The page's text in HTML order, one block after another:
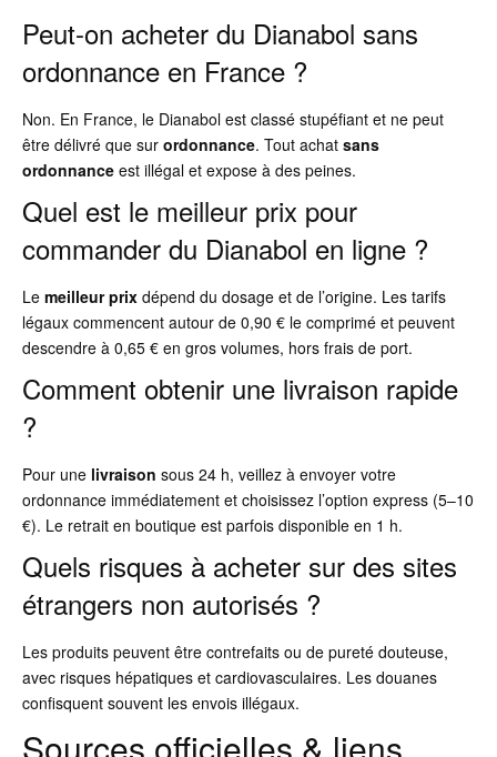
Peut-on acheter du Dianabol sans
ordonnance en France ?
Non. En France, le Dianabol est classé stupéfiant et ne peut
être délivré que sur ordonnance. Tout achat sans
ordonnance est illégal et expose à des peines.
Quel est le meilleur prix pour
commander du Dianabol en ligne ?
Le meilleur prix dépend du dosage et de l’origine. Les tarifs
légaux commencent autour de 0,90 € le comprimé et peuvent
descendre à 0,65 € en gros volumes, hors frais de port.
Comment obtenir une livraison rapide
?
Pour une livraison sous 24 h, veillez à envoyer votre
ordonnance immédiatement et choisissez l’option express (5–10
€). Le retrait en boutique est parfois disponible en 1 h.
Quels risques à acheter sur des sites
étrangers non autorisés ?
Les produits peuvent être contrefaits ou de pureté douteuse,
avec risques hépatiques et cardiovasculaires. Les douanes
confisquent souvent les envois illégaux.